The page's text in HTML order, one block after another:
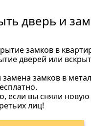
дверь и
замков в
дверей или
замков в
вы сняли новую
лиц!